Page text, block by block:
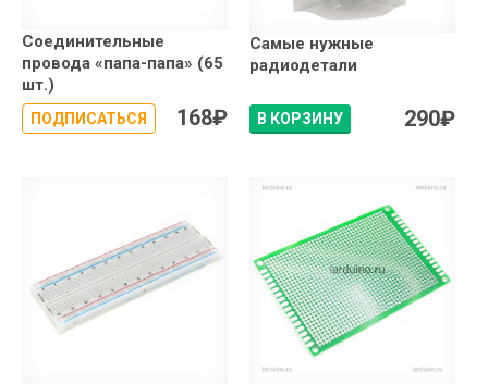
Соединительные
провода «папа-папа» (65
шт.)
ПОДПИСАТЬСЯ 168₽
Самые нужные
радиодетали
В КОРЗИНУ 290₽